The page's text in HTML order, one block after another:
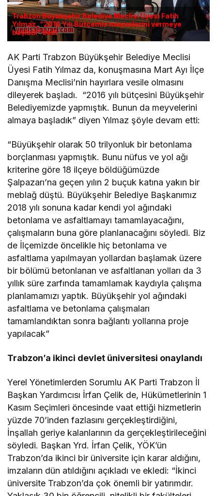
Trabzon Büyükşehir Belediye Meclisi Üyesi Fatih
Yılmaz, “2016 Yılı Bütçemiz meyvelerini vermeye
başladı” dedi
AK Parti Trabzon Büyükşehir Belediye Meclisi
Üyesi Fatih Yılmaz da, konuşmasına Mart Ayı İlçe
Danışma Meclisi’nin hayırlara vesile olmasını
dileyerek başladı. “2016 yılı bütçesini Büyükşehir
Belediyemizde yapmıştık. Bunun da meyvelerini
almaya başladık” diyen Yılmaz şöyle devam etti:
“Büyükşehir olarak 50 trilyonluk bir betonlama
borçlanması yapmıştık. Bunu nüfus ve yol ağı
kriterine göre 18 ilçeye böldüğümüzde
Şalpazarı’na geçen yılın 2 buçuk katına yakın bir
meblağ düştü. Büyükşehir Belediye Başkanımız
2018 yılı sonuna kadar kendi yol ağındaki
betonlama ve asfaltlamayı tamamlayacağını,
çalışmaların buna göre planlanacağını söyledi. Biz
de İlçemizde öncelikle hiç betonlama ve
asfaltlama yapılmayan yollardan başlamak üzere
bir bölümü betonlanan ve asfaltlanan yolları da 3
yıllık süre zarfında tamamlamak kaydıyla çalışma
planlamamızı yaptık. Büyükşehir yol ağındaki
asfaltlama ve betonlama çalışmaları
tamamlandıktan sonra bağlantı yollarına proje
yapılacak”
Trabzon’a ikinci devlet üniversitesi onaylandı
Yerel Yönetimlerden Sorumlu AK Parti Trabzon İl
Başkan Yardımcısı İrfan Çelik de, Hükümetlerinin 1
Kasım Seçimleri öncesinde vaat ettiği hizmetlerin
yüzde 70’inden fazlasını gerçekleştirdiğini,
İnşallah geriye kalanlarının da gerçekleştirileceğini
söyledi. Başkan Yrd. İrfan Çelik, YÖK’ün
Trabzon’da ikinci bir üniversite için karar aldığını,
imzaların dün atıldığını açıkladı ve ekledi: “İkinci
üniversite Trabzon’da çok önemli bir yatırımdır.